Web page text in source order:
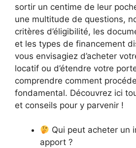
sortir un centime de leur
une multitude de questions,
critères d’éligibilité, les
et les types de financement
vous envisagiez d’acheter
locatif ou d’étendre votre
comprendre comment
fondamental. Découvrez ici
et conseils pour y parvenir !
Qui peut acheter un
apport ?